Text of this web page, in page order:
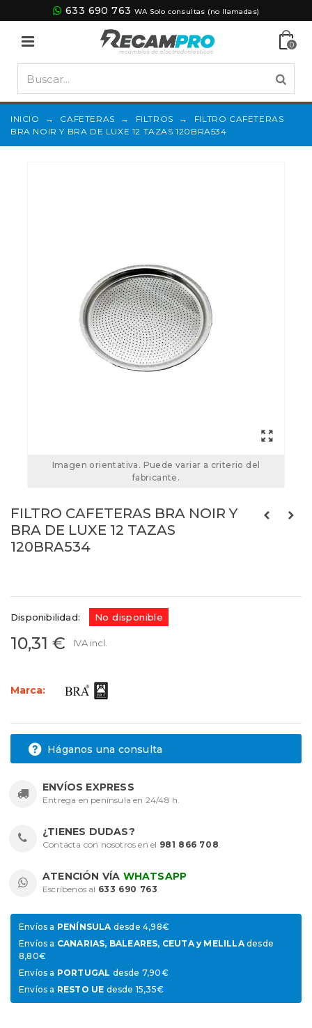
633 690 763 WA Solo consultas (no llamadas)
0
INICIO → CAFETERAS → FILTROS →
FILTRO CAFETERAS
BRA NOIR Y BRA DE LUXE 12 TAZAS 120BRA534
Imagen orientativa. Puede variar a criterio del
fabricante.
FILTRO CAFETERAS BRA NOIR Y
BRA DE LUXE 12 TAZAS
120BRA534
Disponibilidad: No disponible
10,31 € IVA incl.
Marca:
Háganos una consulta
ENVÍOS EXPRESS
Entrega en península en 24/48 h.
¿TIENES DUDAS?
Contacta con nosotros en el 981 866 708.
ATENCIÓN VÍA WHATSAPP
Escríbenos al 633 690 763.
Envíos a PENÍNSULAdesde 4,98€
Envíos a CANARIAS, BALEARES, CEUTA y MELILLAdesde
8,80€
Envíos a PORTUGAL desde 7,90€
Envíos a RESTO UE desde 15,35€